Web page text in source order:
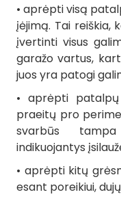
• aprėpti visą
įėjimą. Tai reiškia,
įvertinti visus
garažo vartus,
juos yra patogi
• aprėpti
praeitų pro
svarbūs
indikuojantys
• aprėpti kitų
esant poreikiui,